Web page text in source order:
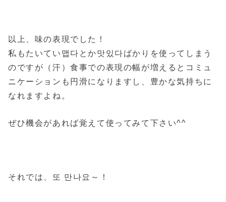
以上、味の表現でした！
私もたいてい맵다とか맛있다ばかりを使ってしまう
のですが（汗）食事での表現の幅が増えるとコミュ
ニケーションも円滑になりますし、豊かな気持ちに
なれますよね。
ぜひ機会があれば覚えて使ってみて下さい^^
それでは、또 만나요～！